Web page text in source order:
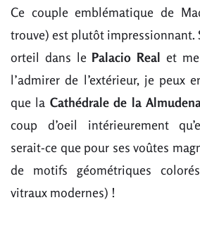
Ce couple emblématique de
trouve) est plutôt impressionnant.
orteil dans le Palacio Real et
l’admirer de l’extérieur, je peux
que la Cathédrale de la
coup d’oeil intérieurement
serait-ce que pour ses voûtes
de motifs géométriques
vitraux modernes) !